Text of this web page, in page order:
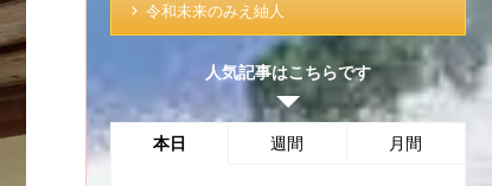
令和未来のみえ紬人
人気記事はこちらです
本日 週間 月間